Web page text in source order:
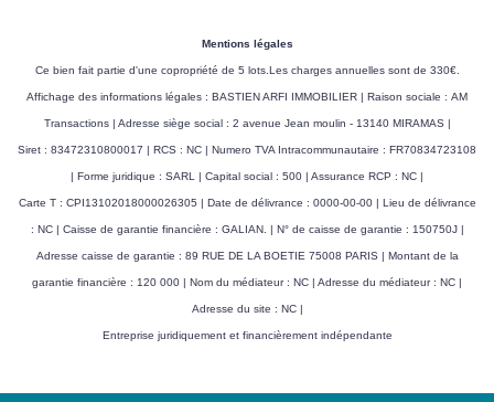
Mentions légales
Ce bien fait partie d'une copropriété de 5 lots.Les charges annuelles sont de 330€.
Affichage des informations légales : BASTIEN ARFI IMMOBILIER | Raison sociale : AM
Transactions | Adresse siège social : 2 avenue Jean moulin - 13140 MIRAMAS |
Siret : 83472310800017 | RCS : NC | Numero TVA Intracommunautaire : FR70834723108
| Forme juridique : SARL | Capital social : 500 | Assurance RCP : NC |
Carte T : CPI13102018000026305 | Date de délivrance : 0000-00-00 | Lieu de délivrance
: NC | Caisse de garantie financière : GALIAN. | N° de caisse de garantie : 150750J |
Adresse caisse de garantie : 89 RUE DE LA BOETIE 75008 PARIS | Montant de la
garantie financière : 120 000 | Nom du médiateur : NC | Adresse du médiateur : NC |
Adresse du site : NC |
Entreprise juridiquement et financièrement indépendante